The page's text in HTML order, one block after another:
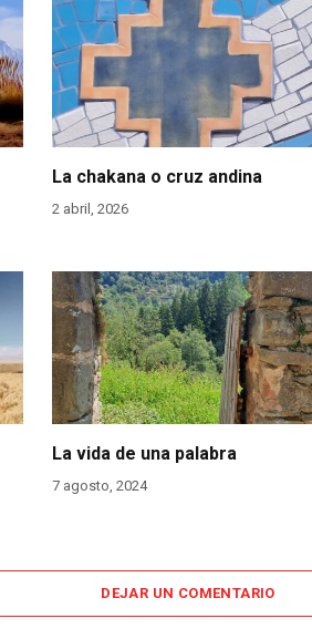
La chakana o cruz andina
2 abril, 2026
La vida de una palabra
7 agosto, 2024
DEJAR UN COMENTARIO